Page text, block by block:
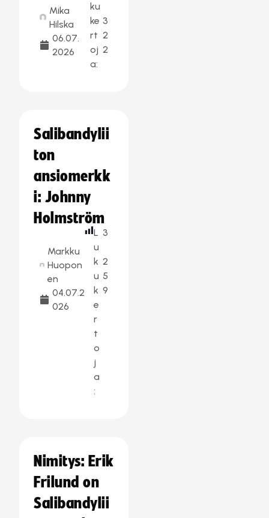
Mika
Hilska
06.07.
2026
ku
ke
rt
oj
a:
3
2
2
Salibandylii
ton
ansiomerkk
i: Johnny
Holmström
Markku
Huopon
en
04.07.2
026
L
u
k
u
k
e
r
t
o
j
a
:
3
2
5
9
Nimitys: Erik
Frilund on
Salibandylii